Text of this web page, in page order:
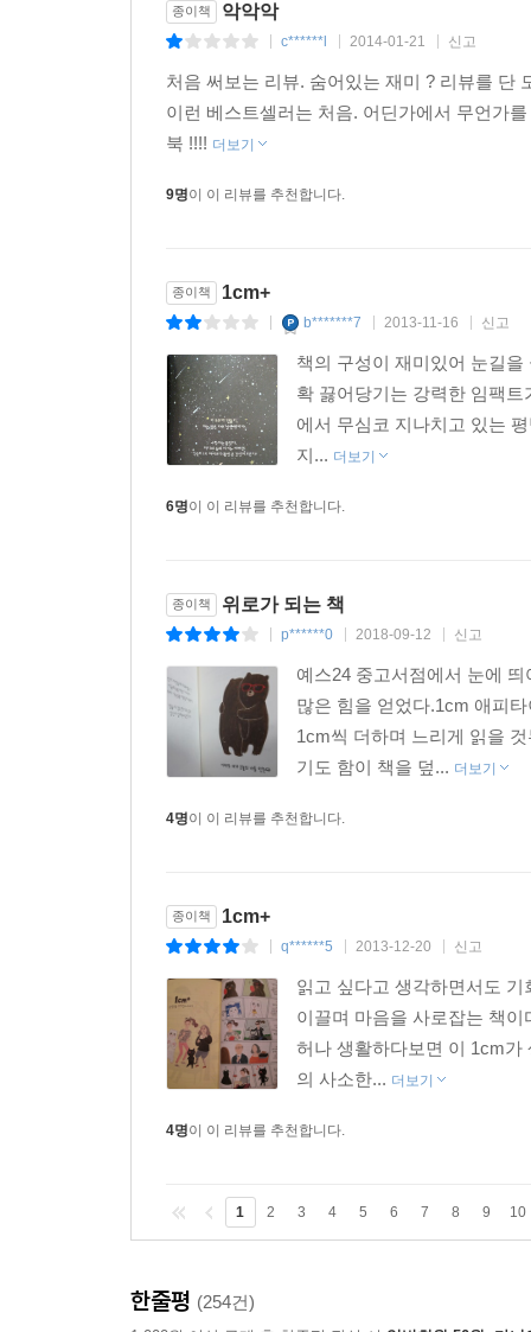
종이책 악악악
c******l 2014-01-21 신고
처음 써보는 리뷰. 숨어있는 재미 ? 리뷰를 단
이런 베스트셀러는 처음. 어딘가에서 무언가
북 !!!! 더보기
9명이 이 리뷰를 추천합니다.
종이책 1cm+
b*******7 2013-11-16 신고
책의 구성이 재미있어 눈길
확 끓어당기는 강력한 임팩
에서 무심코 지나치고 있는
지... 더보기
6명이 이 리뷰를 추천합니다.
종이책 위로가 되는 책
p******0 2018-09-12 신고
예스24 중고서점에서 눈에
많은 힘을 얻었다.1cm 애피
1cm씩 더하며 느리게 읽을
기도 함이 책을 덮... 더보기
4명이 이 리뷰를 추천합니다.
종이책 1cm+
q******5 2013-12-20 신고
읽고 싶다고 생각하면서도
이끌며 마음을 사로잡는 책
허나 생활하다보면 이 1cm가
의 사소한... 더보기
4명이 이 리뷰를 추천합니다.
1 2 3 4 5 6 7 8 9 10
한줄평 (254건)